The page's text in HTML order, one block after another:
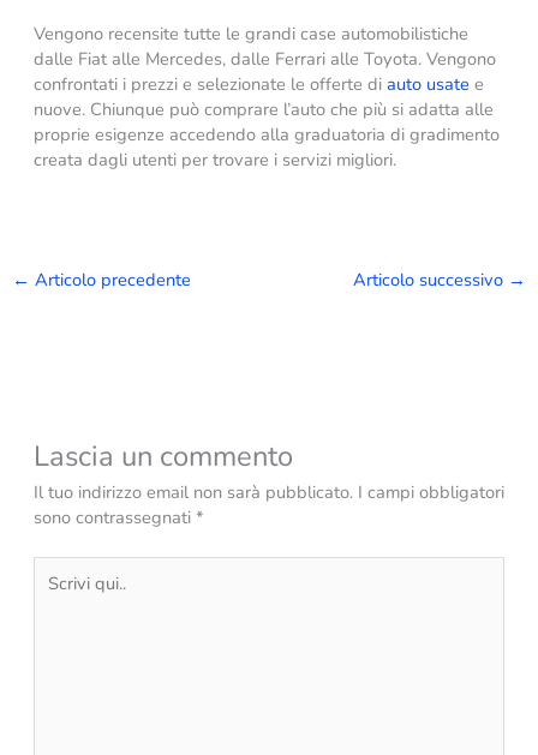
Vengono recensite tutte le grandi case automobilistiche
dalle Fiat alle Mercedes, dalle Ferrari alle Toyota. Vengono
confrontati i prezzi e selezionate le offerte di auto usate e
nuove. Chiunque può comprare l’auto che più si adatta alle
proprie esigenze accedendo alla graduatoria di gradimento
creata dagli utenti per trovare i servizi migliori.
← Articolo precedente Articolo successivo →
Lascia un commento
Il tuo indirizzo email non sarà pubblicato. I campi obbligatori
sono contrassegnati *
qui..